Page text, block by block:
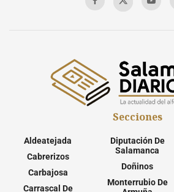
Secciones
Aldeatejada
Cabrerizos
Carbajosa
Carrascal De
Diputación De
Salamanca
Doñinos
Monterrubio De